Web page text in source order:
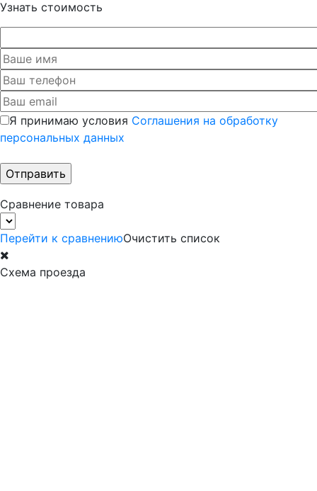
Узнать стоимость
Я принимаю условия Соглашения на обработку
персональных данных
Сравнение товара
Перейти к сравнениюОчистить список
Схема проезда